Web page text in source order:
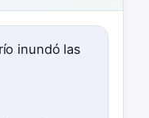
inundó las